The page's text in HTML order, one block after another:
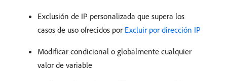
Exclusión de IP personalizada que supera los
casos de uso ofrecidos por Excluir por dirección IP
Modificar condicional o globalmente cualquier
valor de variable